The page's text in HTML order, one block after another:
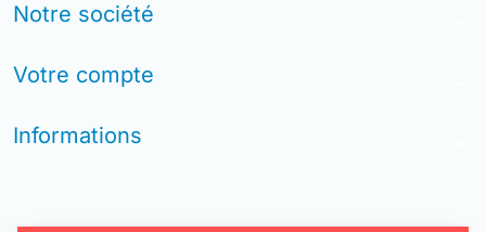
Notre société
Votre compte
Informations